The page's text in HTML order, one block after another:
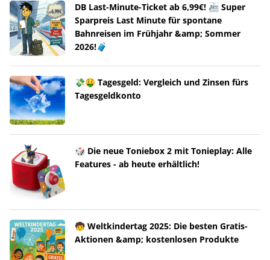
DB Last-Minute-Ticket ab 6,99€! 🚈 Super
Sparpreis Last Minute für spontane
Bahnreisen im Frühjahr &amp; Sommer
2026!🧳
💸🤑 Tagesgeld: Vergleich und Zinsen fürs
Tagesgeldkonto
🎲 Die neue Toniebox 2 mit Tonieplay: Alle
Features - ab heute erhältlich!
🧒 Weltkindertag 2025: Die besten Gratis-
Aktionen &amp; kostenlosen Produkte